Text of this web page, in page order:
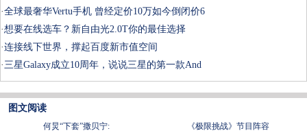
·全球最奢华Vertu手机 曾经定价10万如今倒闭价6
·想要在线选车？新自由光2.0T你的最佳选择
·连接线下世界，撑起百度新市值空间
·三星Galaxy成立10周年，说说三星的第一款And
图文阅读
何炅“下套”撒贝宁:
《极限挑战》节目阵容